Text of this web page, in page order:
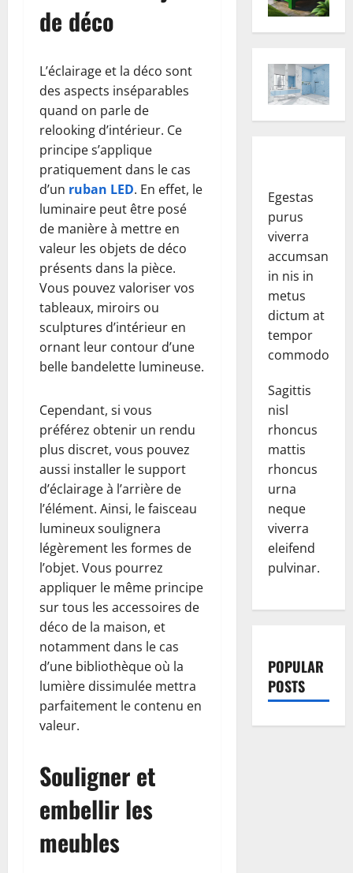
de déco
L’éclairage et la déco sont
des aspects inséparables
quand on parle de
relooking d’intérieur. Ce
principe s’applique
pratiquement dans le cas
d’un ruban LED. En effet, le
luminaire peut être posé
de manière à mettre en
valeur les objets de déco
présents dans la pièce.
Vous pouvez valoriser vos
tableaux, miroirs ou
sculptures d’intérieur en
ornant leur contour d’une
belle bandelette lumineuse.
Cependant, si vous
préférez obtenir un rendu
plus discret, vous pouvez
aussi installer le support
d’éclairage à l’arrière de
l’élément. Ainsi, le faisceau
lumineux soulignera
légèrement les formes de
l’objet. Vous pourrez
appliquer le même principe
sur tous les accessoires de
déco de la maison, et
notamment dans le cas
d’une bibliothèque où la
lumière dissimulée mettra
parfaitement le contenu en
valeur.
Souligner et
embellir les
meubles
Egestas
purus
viverra
accumsan
in nis in
metus
dictum at
tempor
commodo.
Sagittis
nisl
rhoncus
mattis
rhoncus
urna
neque
viverra
eleifend
pulvinar.
POPULAR
POSTS